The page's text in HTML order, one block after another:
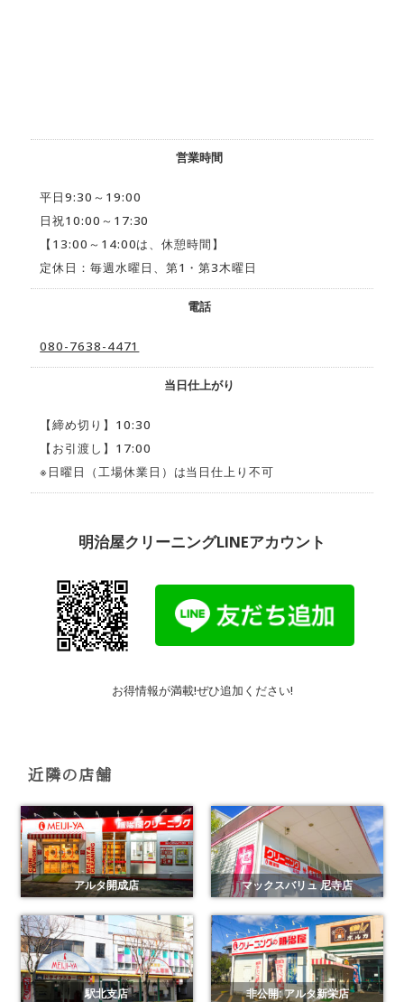
営業時間
平日9:30～19:00
日祝10:00～17:30
【13:00～14:00は、休憩時間】
定休日：毎週水曜日、第1・第3木曜日
電話
080-7638-4471
当日仕上がり
【締め切り】10:30
【お引渡し】17:00
※日曜日（工場休業日）は当日仕上り不可
明治屋クリーニングLINEアカウント
お得情報が満載!ぜひ追加ください!
近隣の店舗
アルタ開成店 マックスバリュ 尼寺店
駅北支店 非公開: アルタ新栄店